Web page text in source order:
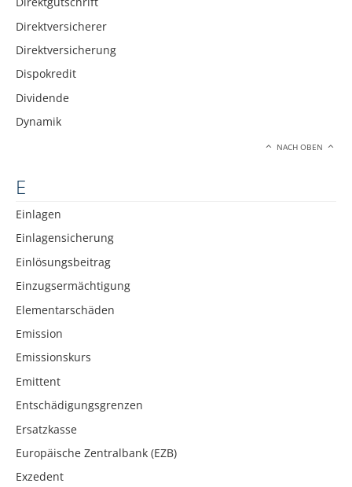
Direktversicherer
Direktversicherung
Dispokredit
Dividende
Dynamik
NACH OBEN
E
Einlagen
Einlagensicherung
Einlösungsbeitrag
Einzugsermächtigung
Elementarschäden
Emission
Emissionskurs
Emittent
Entschädigungsgrenzen
Ersatzkasse
Europäische Zentralbank (EZB)
Exzedent